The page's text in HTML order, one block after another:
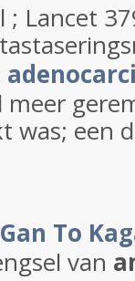
; Lancet
was; een
To
van